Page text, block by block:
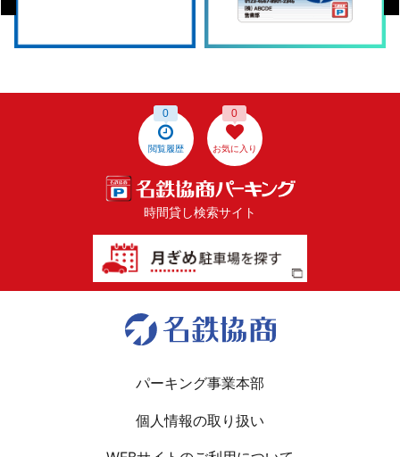
閲覧履歴
0
お気に入り
0
時間貸し検索サイト
パーキング事業本部
個人情報の取り扱い